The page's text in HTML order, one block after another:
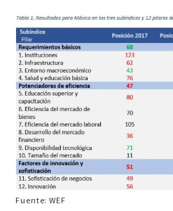
Fuente: WEF